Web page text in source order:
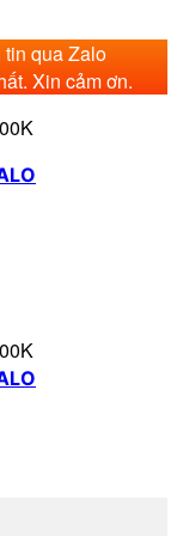
qua Zalo
Xin cảm ơn.